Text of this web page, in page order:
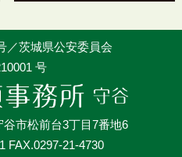
／茨城県公安委員会
号
市松前台3丁目7番地6
FAX.0297-21-4730